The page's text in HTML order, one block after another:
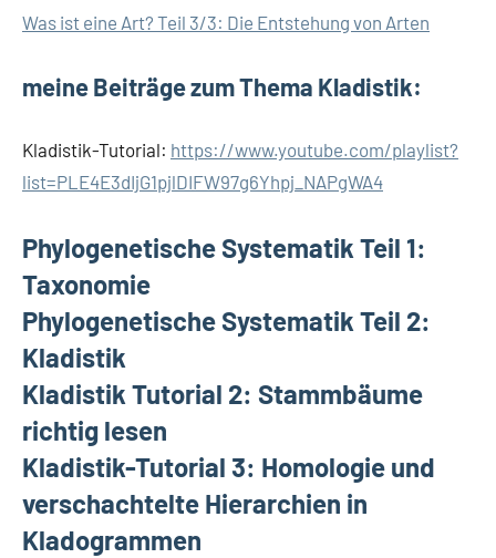
Was ist eine Art? Teil 3/3: Die Entstehung von Arten
meine Beiträge zum Thema Kladistik:
Kladistik-Tutorial: https://www.youtube.com/playlist?
list=PLE4E3dIjG1pjlDIFW97g6Yhpj_NAPgWA4
Phylogenetische Systematik Teil 1:
Taxonomie
Phylogenetische Systematik Teil 2:
Kladistik
Kladistik Tutorial 2: Stammbäume
richtig lesen
Kladistik-Tutorial 3: Homologie und
verschachtelte Hierarchien in
Kladogrammen